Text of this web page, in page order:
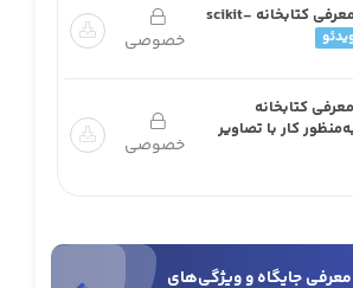
درس ۶: معرفی کتابخانه scikit-
خصوصی
۷: معرفی کتابخانه
خصوصی
جایگاه و ویژگی‌های